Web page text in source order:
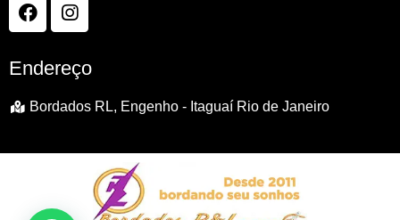
Endereço
Bordados RL, Engenho - Itaguaí Rio de Janeiro